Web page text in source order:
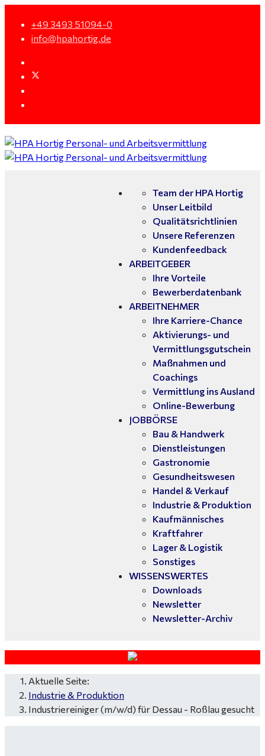
+49 3493 51094-0
info@hpahortig.de
Team der HPA Hortig
Unser Leitbild
Qualitätsrichtlinien
Unsere Referenzen
Kundenfeedback
ARBEITGEBER
Ihre Vorteile
Bewerberdatenbank
ARBEITNEHMER
Ihre Karriere-Chance
Aktivierungs- und
Vermittlungsgutschein
Maßnahmen und
Coachings
Vermittlung ins Ausland
Online-Bewerbung
JOBBÖRSE
Bau & Handwerk
Dienstleistungen
Gastronomie
Gesundheitswesen
Handel & Verkauf
Industrie & Produktion
Kaufmännisches
Kraftfahrer
Lager & Logistik
Sonstiges
WISSENSWERTES
Downloads
Newsletter
Newsletter-Archiv
Aktuelle Seite:
Industrie & Produktion
Industriereiniger (m/w/d) für Dessau - Roßlau gesucht